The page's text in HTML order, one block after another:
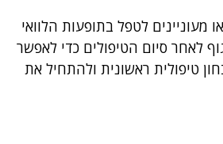
לטפל בתופעות הלוואי
לאחר סיום הטיפולים כדי לאפשר
טיפולית ראשונית ולהתחיל את